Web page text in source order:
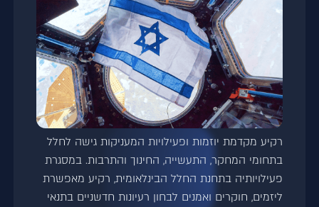
רקיע מקדמת יוזמות ופעילויות המעניקות גישה לחלל
בתחומי המחקר, התעשייה, החינוך והתרבות. במסגרת
פעילויותיה בתחנת החלל הבינלאומית, רקיע מאפשרת
ליזמים, חוקרים ואמנים לבחון רעיונות חדשניים בתנאי